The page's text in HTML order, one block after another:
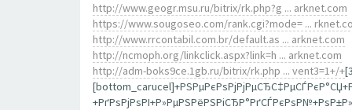
http://www.geogr.msu.ru/bitrix/rk.php?g ... arknet.com
https://www.sougoseo.com/rank.cgi?mode= ...
http://www.rrcontabil.com.br/default.as ... arknet.com
http://ncmoph.org/linkclick.aspx?link=h ... arknet.com
http://adm-boks9ce.1gb.ru/bitrix/rk.php ... vent3=1+/+